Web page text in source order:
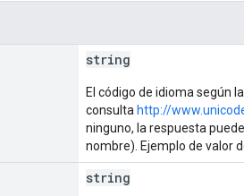
string
El código de idioma según
consulta http://
ninguno, la respuesta
nombre). Ejemplo de valor
string